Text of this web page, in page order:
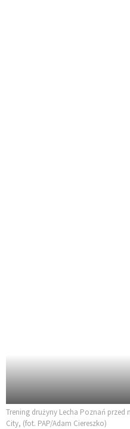
Trening drużyny Lecha Poznań przed
City, (fot. PAP/Adam Ciereszko)